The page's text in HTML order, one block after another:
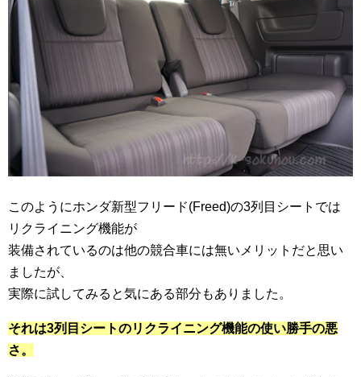
このようにホンダ新型フリード(Freed)の3列目シートでは
リクライニング機能が
装備されているのは他の競合車には無いメリットだと思い
ましたが、
実際に試してみると気にある部分もありました。
それは3列目シートのリクライニング機能の使い勝手の悪
さ。